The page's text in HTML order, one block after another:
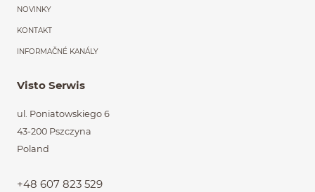
NOVINKY
KONTAKT
INFORMAČNÉ KANÁLY
Visto Serwis
ul. Poniatowskiego 6
43-200 Pszczyna
Poland
+48 607 823 529